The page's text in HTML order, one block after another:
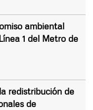
ambiental
1 del Metro de
redistribución de
de